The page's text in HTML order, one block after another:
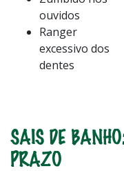
ouvidos
Ranger
excessivo dos
dentes
SAIS DE
PRAZO